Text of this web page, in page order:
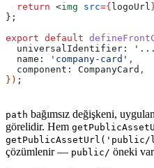
  return
<img src={logoUrl
};
export default
  universalIdentifier:
  name:
'company-card' ,
  component:
CompanyCard ,
}) ;
path bağımsız değişkeni,
görelidir. Hem
getPublicAssetUrl('public/
çözümlenir — public/ öneki